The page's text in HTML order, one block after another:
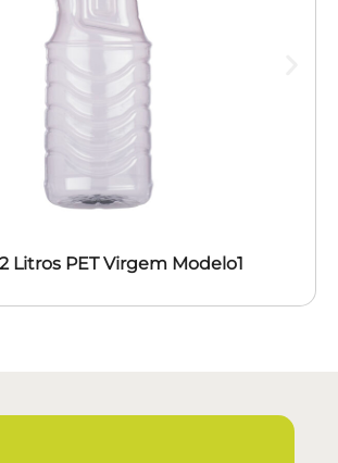
Litros PET Virgem Modelo1